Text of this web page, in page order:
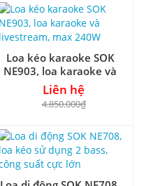
Loa kéo karaoke SOK
NE903, loa karaoke và
livestream, max 240W
Liên hệ
4.850.000₫